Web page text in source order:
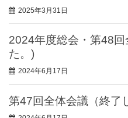
2025年3月31日
2024年度総会・第48
た。)
2024年6月17日
第47回全体会議（終了